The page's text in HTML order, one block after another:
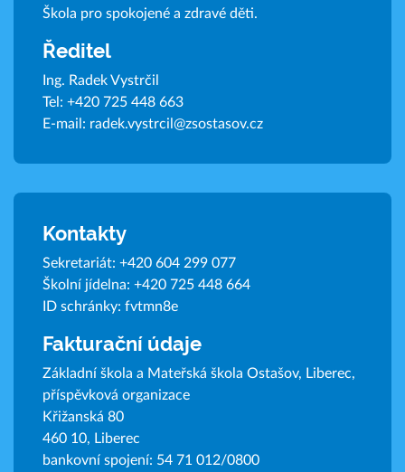
Škola pro spokojené a zdravé děti.
Ředitel
Ing. Radek Vystrčil
Tel: +420 725 448 663
E-mail: radek.vystrcil@zsostasov.cz
Kontakty
Sekretariát: +420 604 299 077
Školní jídelna: +420 725 448 664
ID schránky: fvtmn8e
Fakturační údaje
Základní škola a Mateřská škola Ostašov, Liberec,
příspěvková organizace
Křižanská 80
460 10, Liberec
bankovní spojení: 54 71 012/0800